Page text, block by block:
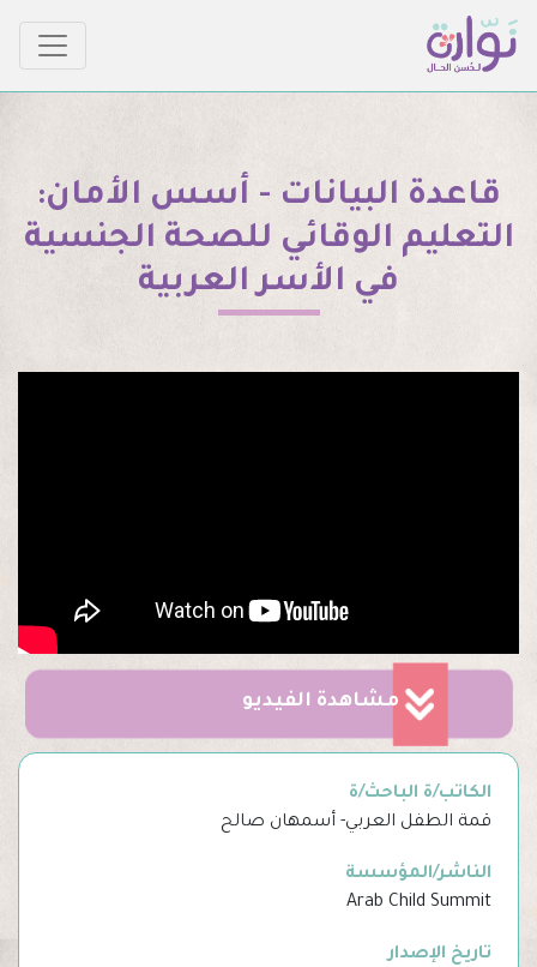
قاعدة البيانات - أسس الأمان:
التعليم الوقائي للصحة الجنسية
في الأسر العربية
مشاهدة الفيديو
الكاتب/ة الباحث/ة
قمة الطفل العربي- أسمهان صالح
الناشر/المؤسسة
Arab Child Summit
تاريخ الإصدار